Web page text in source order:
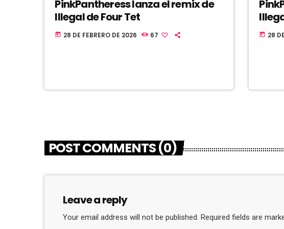
PinkPantheress lanza el remix de
Illegal de Four Tet
today 28 DE FEBRERO DE 2026 67 today 28
POST COMMENTS (0)
Leave a reply
Your email address will not be published. Required fields are